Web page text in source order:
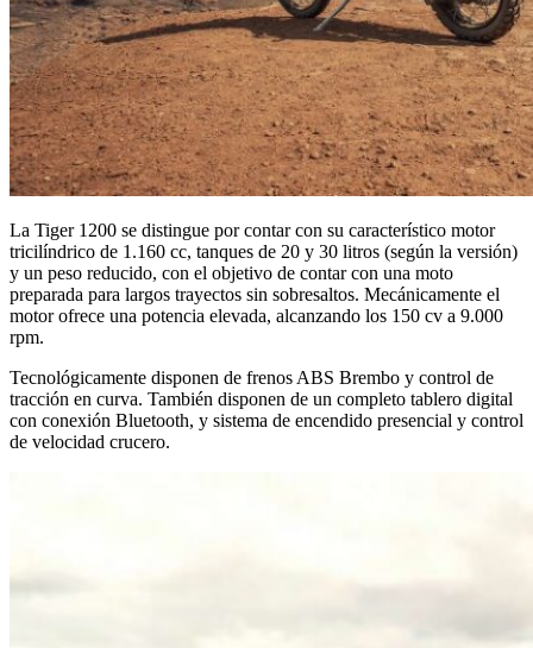
La Tiger 1200 se distingue por contar con su característico motor
tricilíndrico de 1.160 cc, tanques de 20 y 30 litros (según la versión)
y un peso reducido, con el objetivo de contar con una moto
preparada para largos trayectos sin sobresaltos. Mecánicamente el
motor ofrece una potencia elevada, alcanzando los 150 cv a 9.000
rpm.
Tecnológicamente disponen de frenos ABS Brembo y control de
tracción en curva. También disponen de un completo tablero digital
con conexión Bluetooth, y sistema de encendido presencial y control
de velocidad crucero.